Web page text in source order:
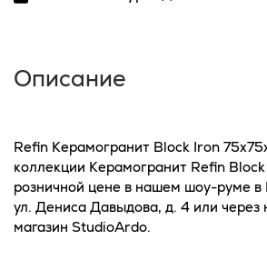
Описание
Refin Керамогранит Block Iron
коллекции Керамогранит Refin
розничной цене в нашем шоу-руме в
ул. Дениса Давыдова, д. 4 или через
магазин StudioArdo.